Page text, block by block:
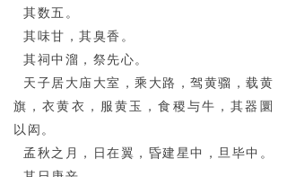
其数五。
其味甘，其臭香。
其祠中溜，祭先心。
天子居大庙大室，乘大路，驾黄骝，载黄
旗，衣黄衣，服黄玉，食稷与牛，其器圜
以闳。
孟秋之月，日在翼，昏建星中，旦毕中。